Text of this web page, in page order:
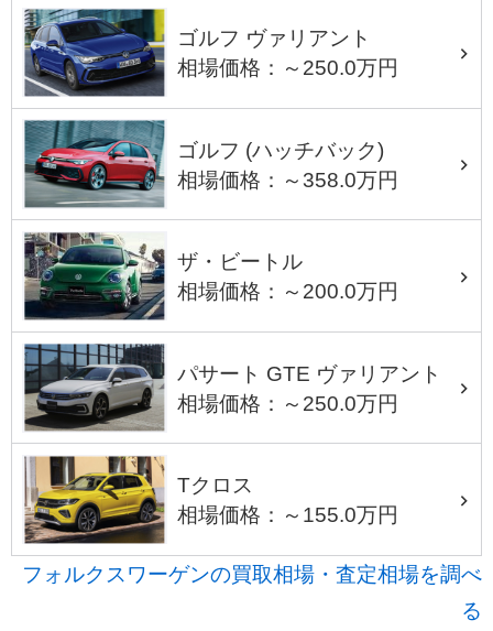
ゴルフ ヴァリアント
相場価格：～250.0万円
ゴルフ (ハッチバック)
相場価格：～358.0万円
ザ・ビートル
相場価格：～200.0万円
パサート GTE ヴァリアント
相場価格：～250.0万円
Tクロス
相場価格：～155.0万円
フォルクスワーゲンの買取相場・査定相場を調べ
る